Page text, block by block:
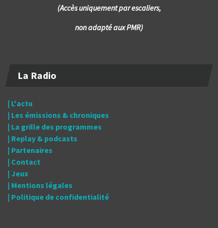
(Accès uniquement par escaliers,
non adapté aux PMR)
La Radio
| L'actu
| Les émissions & chroniques
| La grille des programmes
| Replay & podcasts
| Partenaires
| Contact
| Jeux
| Mentions légales
| Politique de confidentialité